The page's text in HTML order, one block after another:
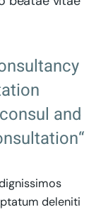
and
deleniti